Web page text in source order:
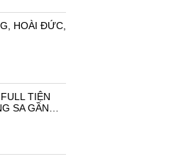
HOÀI ĐỨC,
TIỆN
SA GẦN…